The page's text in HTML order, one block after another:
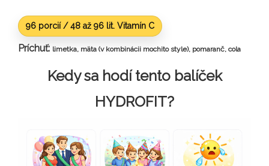
96 porcií / 48 až 96 lit. Vitamín C
Príchuť: limetka, mäta (v kombinácii mochito style), pomaranč, cola
Kedy sa hodí tento balíček
HYDROFIT?